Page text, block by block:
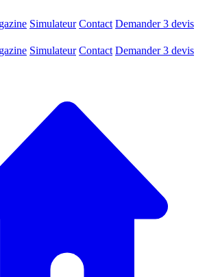
Simulateur Contact Demander 3 devis
Simulateur Contact Demander 3 devis